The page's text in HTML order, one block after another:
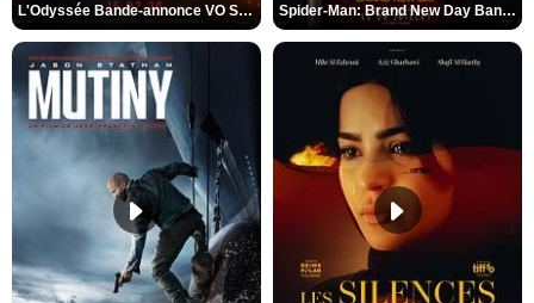
L'Odyssée Bande-annonce VO STFR Spider-Man: Brand New Day Bande-annonce VO STFR